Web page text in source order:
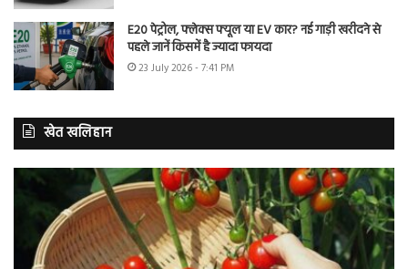
E20 पेट्रोल, फ्लेक्स फ्यूल या EV कार? नई गाड़ी खरीदने से
पहले जानें किसमें है ज्यादा फायदा
23 July 2026 - 7:41 PM
खेत खलिहान